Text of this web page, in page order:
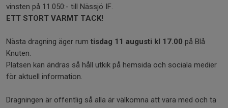
vinsten på 11.050:- till Nässjö IF.
ETT STORT VARMT TACK!
Nästa dragning äger rum tisdag 11 augusti kl 17.00 på Blå
Knuten.
Platsen kan ändras så håll utkik på hemsida och sociala medier
för aktuell information.
Dragningen är offentlig så alla är välkomna att vara med och ta